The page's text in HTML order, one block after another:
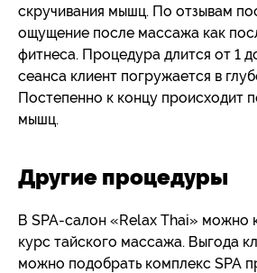
скручивания мышц. По отзывам
ощущение после массажа как
фитнеса. Процедура длится от 1
сеанса клиент погружается в
Постепенно к концу происходит
мышц.
Другие процедуры
В SPA-салон «Relax Thai» можно
курс тайского массажа. Выгода
можно подобрать комплекс SPA